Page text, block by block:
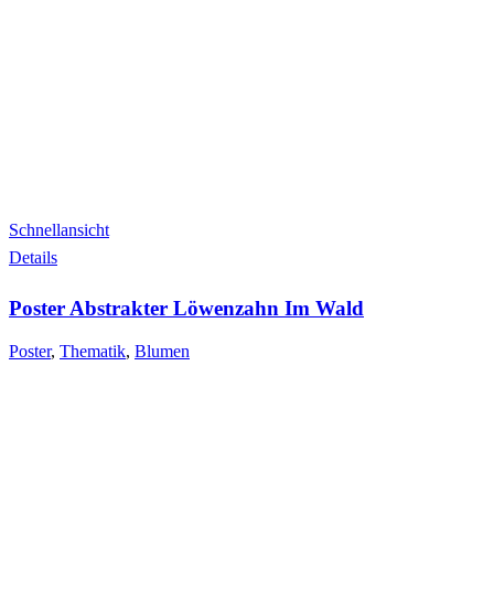
Schnellansicht
Details
Poster Abstrakter Löwenzahn Im Wald
Poster, Thematik, Blumen